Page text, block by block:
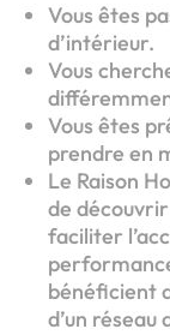
Vous êtes
d’intérieur.
Vous
Vous êtes
prendre en
Le Raison
de
faciliter
bénéficient
d’un